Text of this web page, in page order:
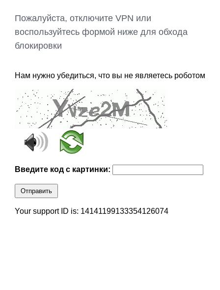
Пожалуйста, отключите VPN или
воспользуйтесь формой ниже для обхода
блокировки
Нам нужно убедиться, что вы не являетесь роботом
Введите код с картинки:
Отправить
Your support ID is: 14141199133354126074